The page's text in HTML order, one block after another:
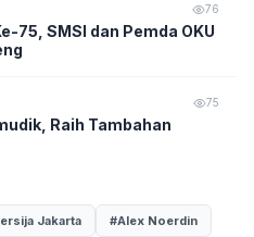
76
75, SMSI dan Pemda OKU
75
Raih Tambahan
Jakarta #Alex Noerdin